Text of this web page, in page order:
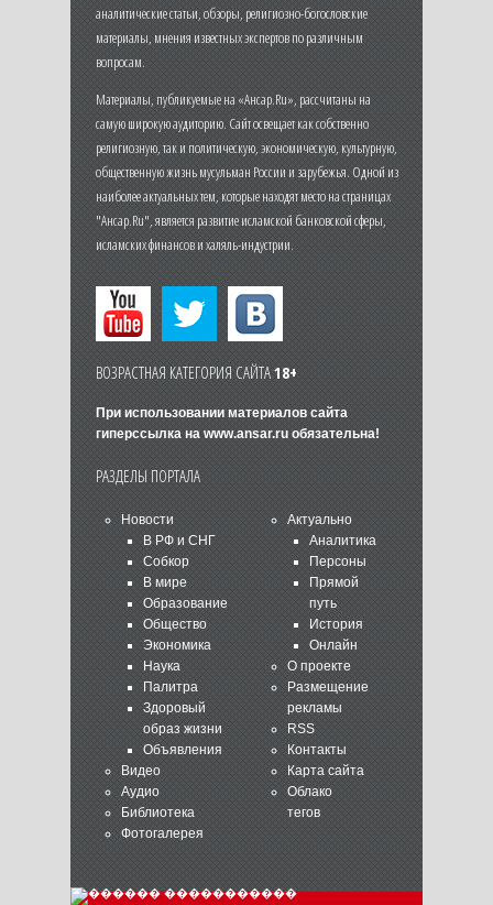
аналитические статьи, обзоры, религиозно-богословские
материалы, мнения известных экспертов по различным
вопросам.
Материалы, публикуемые на «Ансар.Ru», рассчитаны на
самую широкую аудиторию. Сайт освещает как собственно
религиозную, так и политическую, экономическую, культурную,
общественную жизнь мусульман России и зарубежья. Одной из
наиболее актуальных тем, которые находят место на страницах
"Ансар.Ru", является развитие исламской банковской сферы,
исламских финансов и халяль-индустрии.
ВОЗРАСТНАЯ КАТЕГОРИЯ САЙТА18+
При использовании материалов сайта
гиперссылка на www.ansar.ruобязательна!
РАЗДЕЛЫ ПОРТАЛА
Новости
В РФ и СНГ
Собкор
В мире
Образование
Общество
Экономика
Наука
Палитра
Здоровый
образ жизни
Объявления
Видео
Аудио
Библиотека
Фотогалерея
Актуально
Аналитика
Персоны
Прямой
путь
История
Онлайн
О проекте
Размещение
рекламы
RSS
Контакты
Карта сайта
Облако
тегов